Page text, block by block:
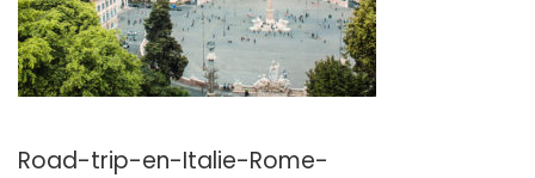
Road-trip-en-Italie-Rome-